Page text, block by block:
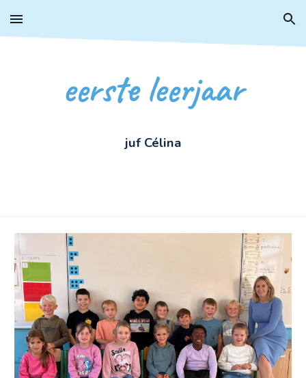
Skip to main content Skip to navigation
eerste leerjaar
jufCélina